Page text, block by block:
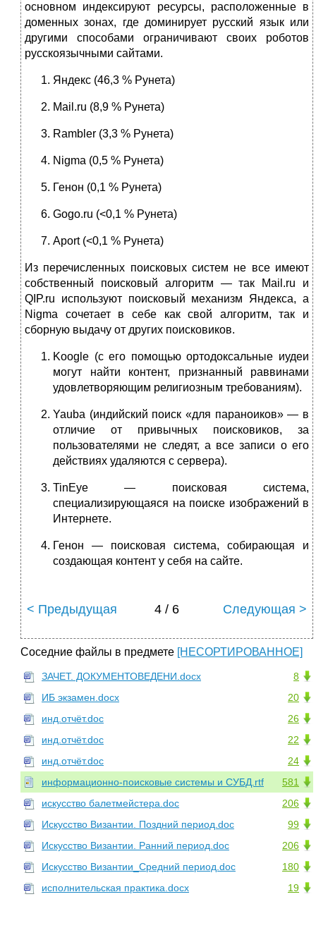
основном индексируют ресурсы, расположенные в
доменных зонах, где доминирует русский язык или
другими способами ограничивают своих роботов
русскоязычными сайтами.
Яндекс (46,3 % Рунета)
Mail.ru (8,9 % Рунета)
Rambler (3,3 % Рунета)
Nigma (0,5 % Рунета)
Генон (0,1 % Рунета)
Gogo.ru (<0,1 % Рунета)
Aport (<0,1 % Рунета)
Из перечисленных поисковых систем не все имеют
собственный поисковый алгоритм — так Mail.ru и
QIP.ru используют поисковый механизм Яндекса, а
Nigma сочетает в себе как свой алгоритм, так и
сборную выдачу от других поисковиков.
Koogle (с его помощью ортодоксальные иудеи
могут найти контент, признанный раввинами
удовлетворяющим религиозным требованиям).
Yauba (индийский поиск «для параноиков» — в
отличие от привычных поисковиков, за
пользователями не следят, а все записи о его
действиях удаляются с сервера).
TinEye — поисковая система,
специализирующаяся на поиске изображений в
Интернете.
Генон — поисковая система, собирающая и
создающая контент у себя на сайте.
< Предыдущая 4 / 6 Следующая >
Соседние файлы в предмете [НЕСОРТИРОВАННОЕ]
8
ЗАЧЕТ. ДОКУМЕНТОВЕДЕНИ.docx
20
ИБ экзамен.docx
26
инд.отчёт.doc
22
инд.отчёт.doc
24
инд.отчёт.doc
581
информационно-поисковые системы и СУБД.rtf
206
искусство балетмейстера.doc
99
Искусство Византии. Поздний период.doc
206
Искусство Византии. Ранний период.doc
180
Искусство Византии_Средний период.doc
19
исполнительская практика.docx